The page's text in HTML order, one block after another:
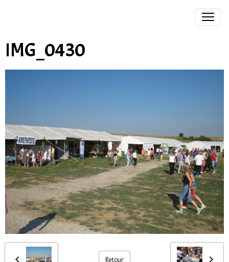
IMG_0430
Retour